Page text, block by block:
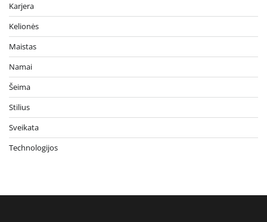
Karjera
Kelionės
Maistas
Namai
Šeima
Stilius
Sveikata
Technologijos